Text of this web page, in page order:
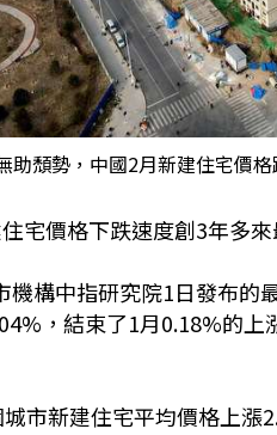
助頹勢，中國2月新建住宅價
宅價格下跌速度創3年多
機構中指研究院1日發布
，結束了1月0.18%的
市新建住宅平均價格上